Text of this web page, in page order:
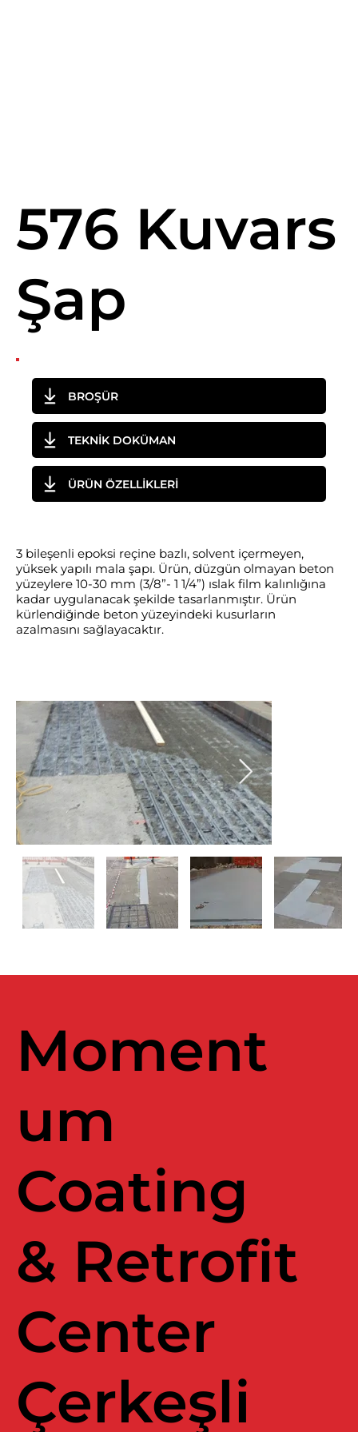
BROŞÜR
TEKNİK DOKÜMAN
ÜRÜN ÖZELLİKLERİ
3 bileşenli epoksi reçine bazlı, solvent içermeyen,
yüksek yapılı mala şapı. Ürün, düzgün olmayan beton
yüzeylere 10-30 mm (3/8”- 1 1/4”) ıslak film kalınlığına
kadar uygulanacak şekilde tasarlanmıştır. Ürün
kürlendiğinde beton yüzeyindeki kusurların
azalmasını sağlayacaktır.
576 Kuvars
Şap
Moment
um
Coating
& Retrofit
Center
Çerkeşli